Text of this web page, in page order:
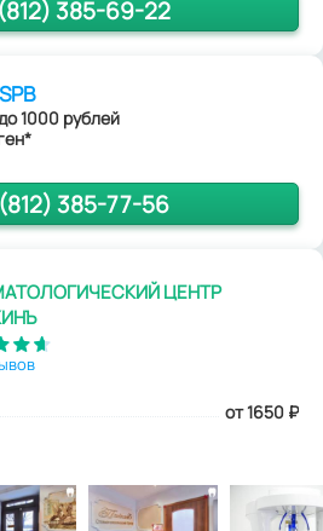
385-69-22
1000 рублей
385-77-56
ЦЕНТР
от 1650 ₽